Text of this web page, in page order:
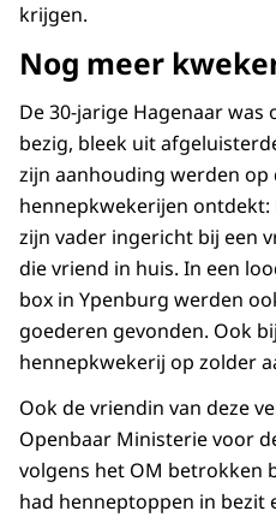
krijgen.
Nog meer
De 30-jarige Hagenaar
bezig, bleek uit
zijn aanhouding werden op
hennepkwekerijen
zijn vader ingericht bij een
die vriend in huis. In een
box in Ypenburg werden
goederen gevonden. Ook
hennepkwekerij op zolder
Ook de vriendin van deze
Openbaar Ministerie voor
volgens het OM betrokken
had henneptoppen in